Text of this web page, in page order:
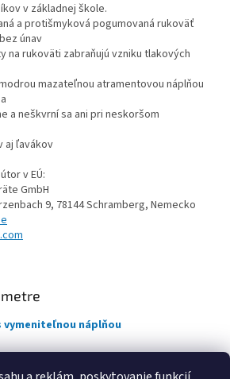
v základnej škole.
a protišmyková pogumovaná rukoväť
únav
na rukoväti zabraňujú vzniku tlakových
mazateľnou atramentovou náplňou
a neškvrní sa ani pri neskoršom
aj ľavákov
v EÚ:
GmbH
9, 78144 Schramberg, Nemecko
vymeniteľnou náplňou